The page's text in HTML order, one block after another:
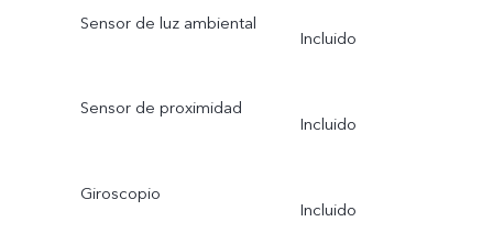
Sensor de luz ambiental
Incluido
Sensor de proximidad
Incluido
Giroscopio
Incluido